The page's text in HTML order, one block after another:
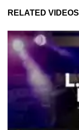
RELATED VIDEOS